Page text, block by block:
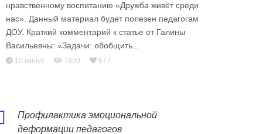
нравственному воспитанию «Дружба живёт среди
нас». Данный материал будет полезен педагогам
ДОУ. Краткий комментарий к статье от Галины
Васильевны: «Задачи: обобщить...
10 минут 7899 677
Профилактика эмоциональной
деформации педагогов